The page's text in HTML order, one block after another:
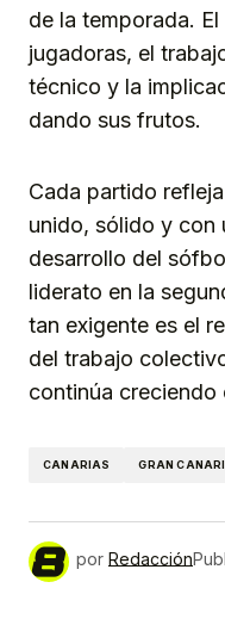
de la temporada.
jugadoras, el
técnico y la
dando sus frutos.
Cada partido
unido, sólido y con
desarrollo del
liderato en la
tan exigente es el
del trabajo
continúa creciendo
CANARIAS GRAN
por Redacción